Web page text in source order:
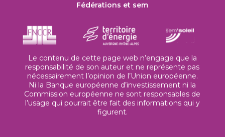
Fédérations et sem
Le contenu de cette page web n’engage que la
responsabilité de son auteur et ne représente pas
nécessairement l’opinion de l’Union européenne.
Ni la Banque européenne d’investissement ni la
Commission européenne ne sont responsables de
l’usage qui pourrait être fait des informations qui y
figurent.